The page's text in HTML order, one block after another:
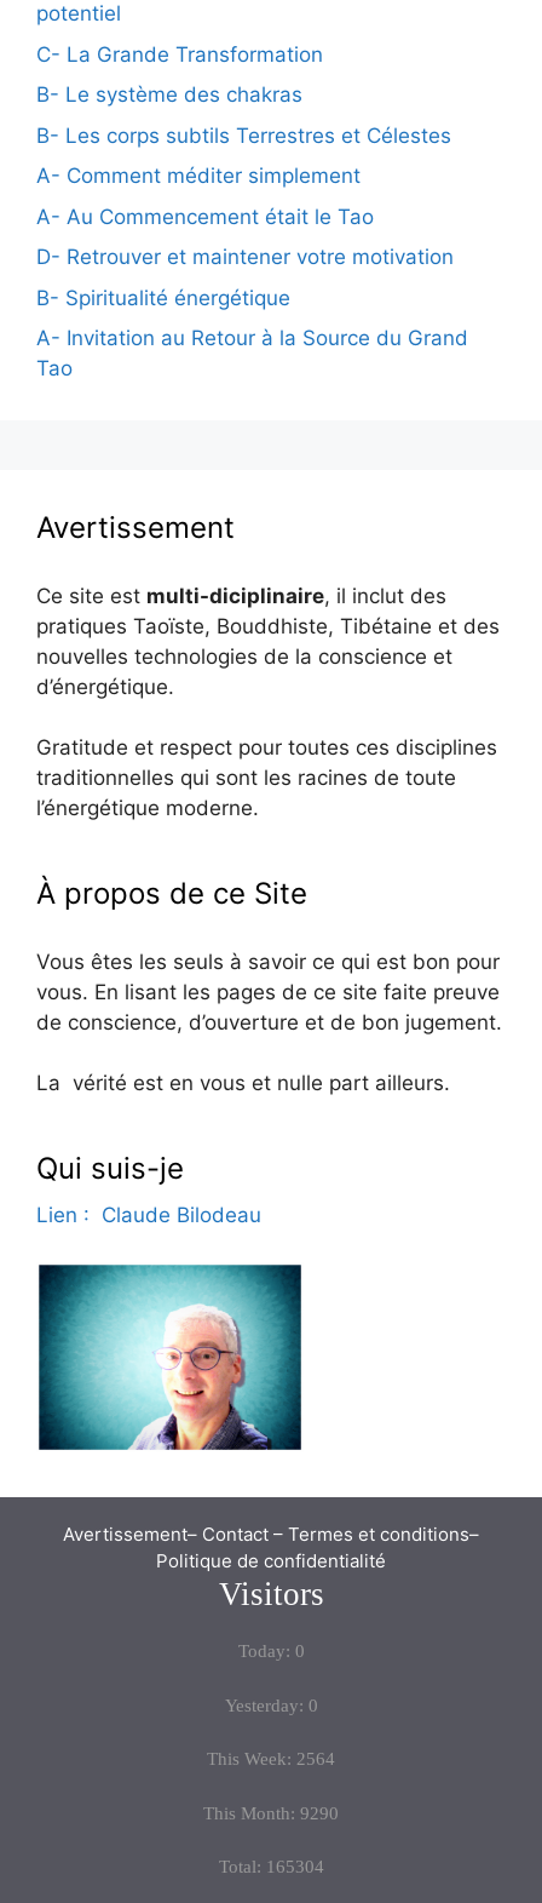
potentiel
C- La Grande Transformation
B- Le système des chakras
B- Les corps subtils Terrestres et Célestes
A- Comment méditer simplement
A- Au Commencement était le Tao
D- Retrouver et maintener votre motivation
B- Spiritualité énergétique
A- Invitation au Retour à la Source du Grand
Tao
Avertissement
Ce site est multi-diciplinaire, il inclut des
pratiques Taoïste, Bouddhiste, Tibétaine et des
nouvelles technologies de la conscience et
d’énergétique.
Gratitude et respect pour toutes ces disciplines
traditionnelles qui sont les racines de toute
l’énergétique moderne.
À propos de ce Site
Vous êtes les seuls à savoir ce qui est bon pour
vous. En lisant les pages de ce site faite preuve
de conscience, d’ouverture et de bon jugement.
La vérité est en vous et nulle part ailleurs.
Qui suis-je
Lien : Claude Bilodeau
Avertissement– Contact – Termes et conditions–
Politique de confidentialité
Visitors
Today: 0
Yesterday: 0
This Week: 2564
This Month: 9290
Total: 165304